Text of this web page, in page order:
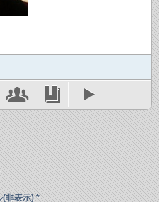
(非表示) *